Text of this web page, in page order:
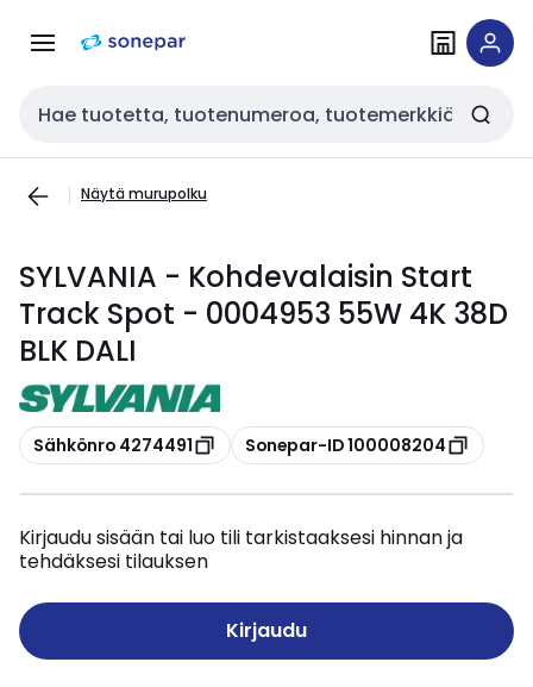
navigointiinsisältöön
Haku
Näytä murupolku
SYLVANIA - Kohdevalaisin Start
Track Spot - 0004953 55W 4K 38D
BLK DALI
Kopioi
Sähkönro 4274491 Kopioi
Sonepar-ID 100008204
Kirjaudu sisään tai luo tili tarkistaaksesi hinnan ja
tehdäksesi tilauksen
Kirjaudu